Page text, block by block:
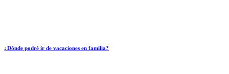
¿Dónde podré ir de vacaciones en familia?